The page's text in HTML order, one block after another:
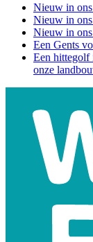
Nieuw in
Nieuw in
Nieuw in
Een Gents
Een hittegolf
onze